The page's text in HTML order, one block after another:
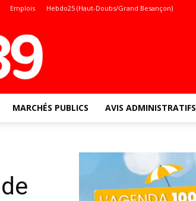
Emplois Hebdo25 (Haut-Doubs/Grand Besançon)
MARCHÉS PUBLICS AVIS ADMINISTRATIFS